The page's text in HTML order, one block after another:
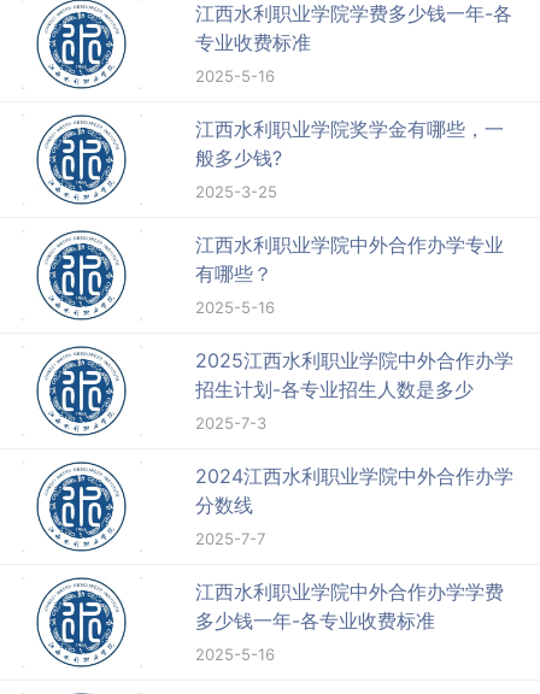
江西水利职业学院学费多少钱一年-各
专业收费标准
2025-5-16
江西水利职业学院奖学金有哪些，一
般多少钱?
2025-3-25
江西水利职业学院中外合作办学专业
有哪些？
2025-5-16
2025江西水利职业学院中外合作办学
招生计划-各专业招生人数是多少
2025-7-3
2024江西水利职业学院中外合作办学
分数线
2025-7-7
江西水利职业学院中外合作办学学费
多少钱一年-各专业收费标准
2025-5-16